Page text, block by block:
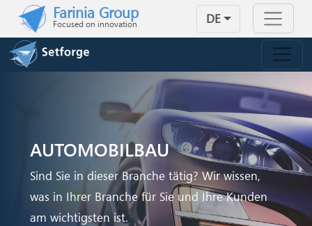
Skip to main content
Farinia Group
Focused on innovation DE
AUTOMOBILBAU
Sind Sie in dieser Branche tätig? Wir wissen,
was in Ihrer Branche für Sie und Ihre Kunden
am wichtigsten ist.